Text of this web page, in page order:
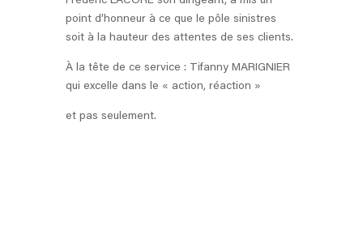
point d’honneur à ce que le pôle sinistres
soit à la hauteur des attentes de ses clients.
À la tête de ce service : Tifanny MARIGNIER
qui excelle dans le « action, réaction »
et pas seulement.